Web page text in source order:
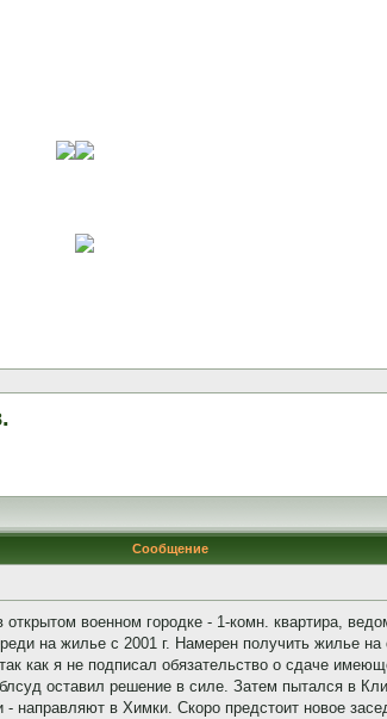
Сообщение
военном городке - 1-комн. квартира,
на жилье с 2001 г. Намерен получить жилье
как я не подписал обязательство о сдаче
оставил решение в силе. Затем пытался в
в Химки. Скоро предстоит новое